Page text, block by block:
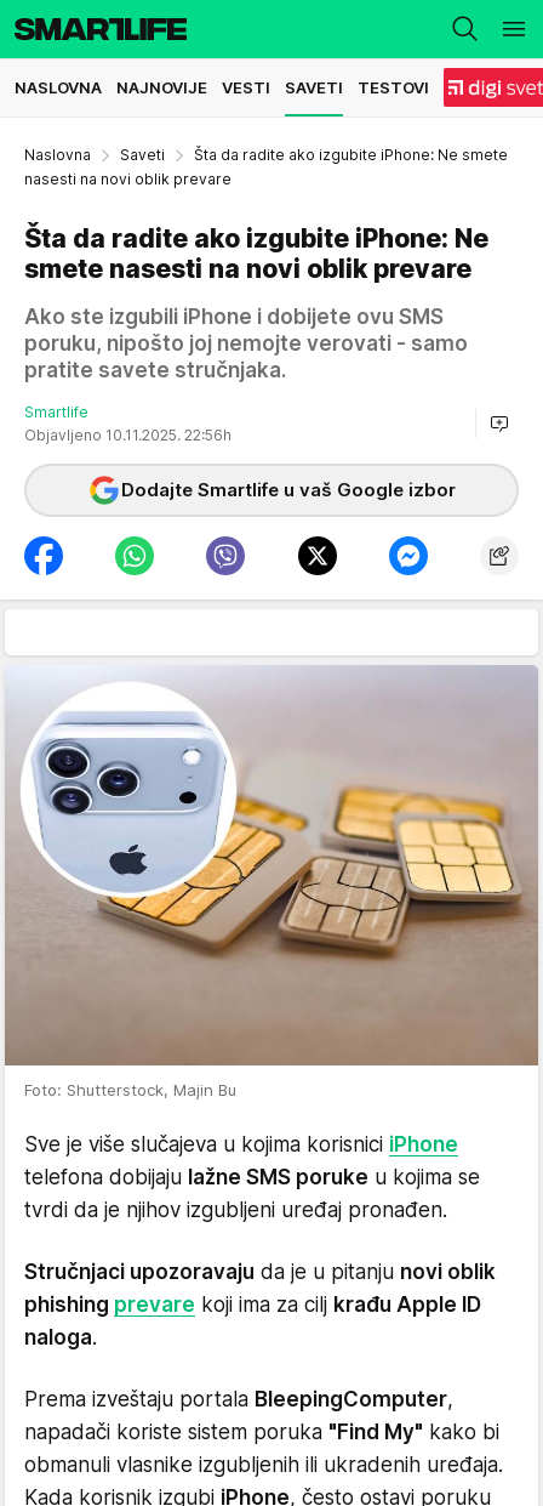
NASLOVNA NAJNOVIJE VESTI SAVETI TESTOVI
Naslovna Saveti
Šta da radite ako izgubite iPhone: Ne smete
nasesti na novi oblik prevare
Šta da radite ako izgubite iPhone: Ne
smete nasesti na novi oblik prevare
Ako ste izgubili iPhone i dobijete ovu SMS
poruku, nipošto joj nemojte verovati - samo
pratite savete stručnjaka.
Smartlife
Objavljeno 10.11.2025. 22:56h
Dodajte Smartlife u vaš Google izbor
Foto: Shutterstock, Majin Bu
Sve je više slučajeva u kojima korisnici iPhone
telefona dobijaju lažne SMS poruke u kojima se
tvrdi da je njihov izgubljeni uređaj pronađen.
Stručnjaci upozoravaju da je u pitanju novi oblik
phishing prevare koji ima za cilj krađu Apple ID
naloga.
Prema izveštaju portala BleepingComputer,
napadači koriste sistem poruka "Find My" kako bi
obmanuli vlasnike izgubljenih ili ukradenih uređaja.
Kada korisnik izgubi iPhone, često ostavi poruku